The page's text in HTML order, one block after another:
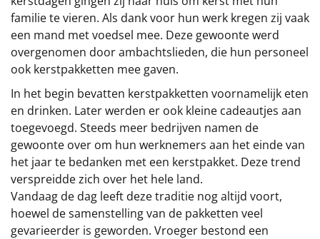
familie te vieren. Als dank voor hun werk kregen zij vaak
een mand met voedsel mee. Deze gewoonte werd
overgenomen door ambachtslieden, die hun personeel
ook kerstpakketten mee gaven.
In het begin bevatten kerstpakketten voornamelijk eten
en drinken. Later werden er ook kleine cadeautjes aan
toegevoegd. Steeds meer bedrijven namen de
gewoonte over om hun werknemers aan het einde van
het jaar te bedanken met een kerstpakket. Deze trend
verspreidde zich over het hele land.
Vandaag de dag leeft deze traditie nog altijd voort,
hoewel de samenstelling van de pakketten veel
gevarieerder is geworden. Vroeger bestond een